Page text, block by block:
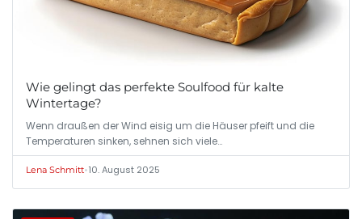
Wie gelingt das perfekte Soulfood für kalte
Wintertage?
Wenn draußen der Wind eisig um die Häuser pfeift und die
Temperaturen sinken, sehnen sich viele…
Lena Schmitt•10. August 2025